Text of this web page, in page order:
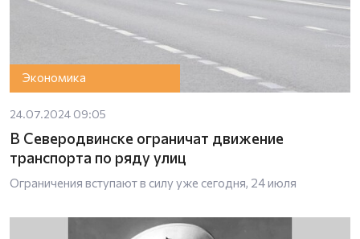
Экономика
24.07.2024 09:05
В Северодвинске ограничат движение
транспорта по ряду улиц
Ограничения вступают в силу уже сегодня, 24 июля